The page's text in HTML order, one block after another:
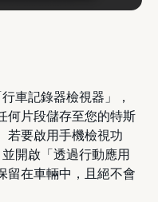
車記錄器檢視器」，
何片段儲存至您的特斯
若要啟用手機檢視功
開啟「透過行動應用
留在車輛中，且絕不會